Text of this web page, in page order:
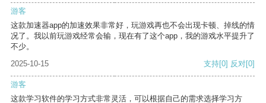
游客
这款加速器app的加速效果非常好，玩游戏再也不会出现卡顿、掉线的情
况了。我以前玩游戏经常会输，现在有了这个app，我的游戏水平提升了
不少。
2025-10-15
支持[0] 反对[0]
游客
这款学习软件的学习方式非常灵活，可以根据自己的需求选择学习方